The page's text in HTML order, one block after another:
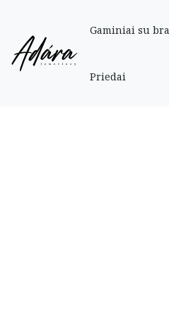
Gaminiai su
Priedai
Pradinis Parduotuve » Auksiniai